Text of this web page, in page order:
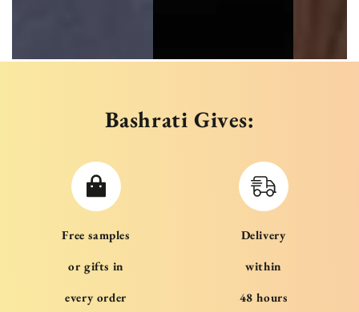
Bashrati Gives:
Free samples
or gifts in
every order
Delivery
within
48 hours